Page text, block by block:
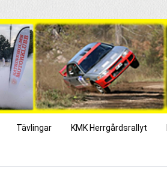
Tävlingar KMK Herrgårdsrallyt